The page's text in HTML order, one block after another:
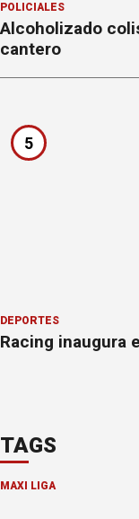
POLICIALES
Alcoholizado
cantero
5
DEPORTES
Racing inaugura
TAGS
MAXI LIGA